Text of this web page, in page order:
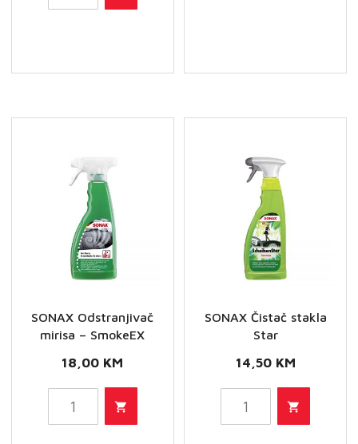
Xtreme
količina
SONAX Odstranjivač
mirisa – SmokeEX
18,00 KM
SONAX
Odstranjivač
SONAX Čistač stakla
Star
14,50 KM
SONAX
Čistač